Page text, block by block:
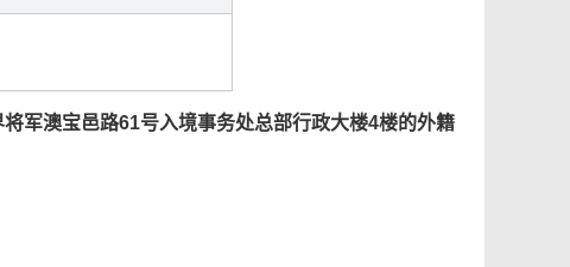
军澳宝邑路61号入境事务处总部行政大楼4楼的外籍